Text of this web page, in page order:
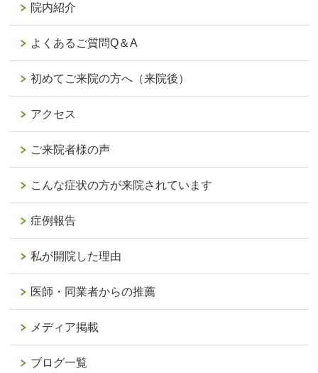
院内紹介
よくあるご質問Q＆A
初めてご来院の方へ（来院後）
アクセス
ご来院者様の声
こんな症状の方が来院されています
症例報告
私が開院した理由
医師・同業者からの推薦
メディア掲載
ブログ一覧